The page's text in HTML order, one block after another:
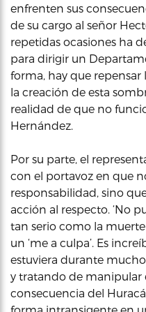
enfrenten sus
de su cargo al señor
repetidas ocasiones ha
para dirigir un
forma, hay que repensar
la creación de esta
realidad de que no
Hernández.
Por su parte, el
con el portavoz en que
responsabilidad, sino
acción al respecto. ‘No
tan serio como la
un ‘me a culpa’. Es
estuviera durante
y tratando de manipular
consecuencia del